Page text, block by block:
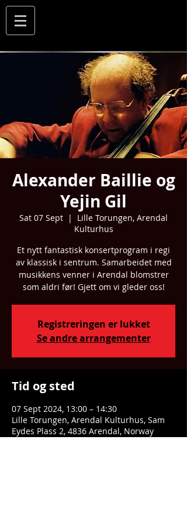
Alexander Baillie og
Yejin Gil
Sat 07 Sept
  |
Lille Torungen, Arendal
Kulturhus
Et nytt fantastisk konsertprogram i regi
av klassisk i sentrum. Samarbeidet med
musikkens venner i Arendal blomstrer
som aldri før! Gjett om vi gleder oss!
Registreringen er lukket
Se andre arrangementer
Tid og sted
07 Sept 2024, 13:00 – 14:30
Lille Torungen, Arendal Kulturhus, Sam
Eydes Plass 2, 4836 Arendal, Norway